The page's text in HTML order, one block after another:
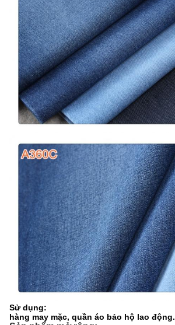
Sử dụng:
hàng may mặc, quần áo bảo hộ lao động.